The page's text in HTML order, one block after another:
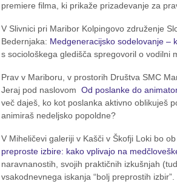
premiere filma, ki prikaže prizadevanje za
V Slivnici pri Maribor Kolpingovo združenje
Bedernjaka: Medgeneracijsko sodelovanje –
s sociološkega gledišča spregovoril o
Prav v Mariboru, v prostorih Društva SMC
Jeraj pod naslovom Od poslanke do
več daješ, ko kot poslanka aktivno oblikuješ
animiraš nedeljsko popoldne?
V Miheličevi galeriji v Kašči v Škofji Loki bo
preproste izbire: kako vplivajo na
naravnanostih, svojih praktičnih izkušnjah
vsakodnevnega iskanja “bolj preprostih izbir”.